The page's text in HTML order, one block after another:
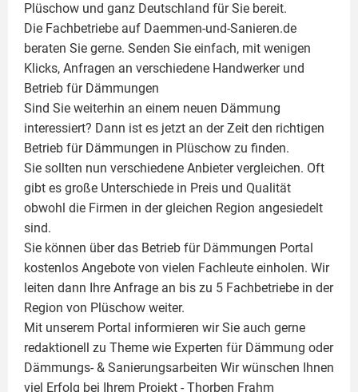
Plüschow und ganz Deutschland für Sie bereit.
Die Fachbetriebe auf Daemmen-und-Sanieren.de
beraten Sie gerne. Senden Sie einfach, mit wenigen
Klicks, Anfragen an verschiedene Handwerker und
Betrieb für Dämmungen
Sind Sie weiterhin an einem neuen Dämmung
interessiert? Dann ist es jetzt an der Zeit den richtigen
Betrieb für Dämmungen in Plüschow zu finden.
Sie sollten nun verschiedene Anbieter vergleichen. Oft
gibt es große Unterschiede in Preis und Qualität
obwohl die Firmen in der gleichen Region angesiedelt
sind.
Sie können über das Betrieb für Dämmungen Portal
kostenlos Angebote von vielen Fachleute einholen. Wir
leiten dann Ihre Anfrage an bis zu 5 Fachbetriebe in der
Region von Plüschow weiter.
Mit unserem Portal informieren wir Sie auch gerne
redaktionell zu Theme wie Experten für Dämmung oder
Dämmungs- & Sanierungsarbeiten Wir wünschen Ihnen
viel Erfolg bei Ihrem Projekt - Thorben Frahm